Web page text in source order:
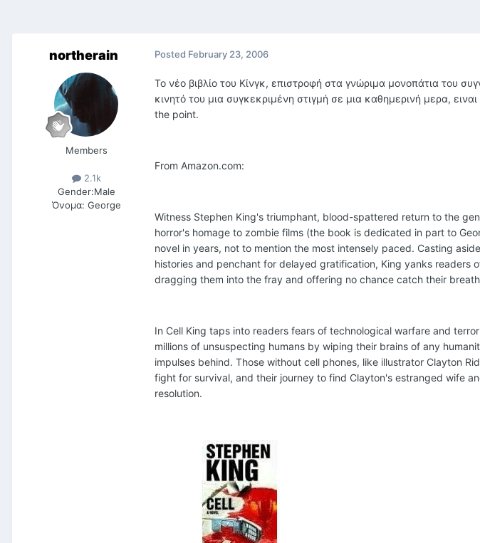
northerain
Members
2.1k
Gender:Male
Όνομα: George
Posted February 23, 2006
Το νέο βιβλίο του Κίνγκ, επιστροφή στα γνώριμα μονοπάτια του
κινητό του μια συγκεκριμένη στιγμή σε μια καθημερινή μερα,
the point.
From Amazon.com:
Witness Stephen King's triumphant, blood-spattered return to the
horror's homage to zombie films (the book is dedicated in part to
novel in years, not to mention the most intensely paced. Casting
histories and penchant for delayed gratification, King yanks readers
dragging them into the fray and offering no chance catch their
In Cell King taps into readers fears of technological warfare and
millions of unsuspecting humans by wiping their brains of any
impulses behind. Those without cell phones, like illustrator Clayton
fight for survival, and their journey to find Clayton's estranged wife
resolution.